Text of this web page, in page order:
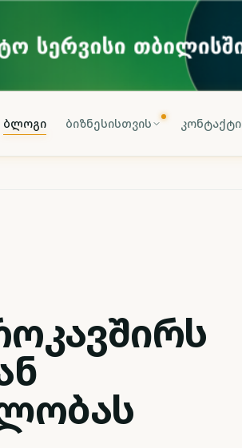
ბლოგი ბიზნესისთვის კონტაქტი